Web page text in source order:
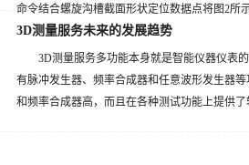
命令结合螺旋沟槽截面形状定位数据点将图2所
3D测量服务未来的发展趋势
3D测量服务多功能本身就是智能仪器仪表
有脉冲发生器、频率合成器和任意波形发生器
和频率合成器高，而且在各种测试功能上提供了